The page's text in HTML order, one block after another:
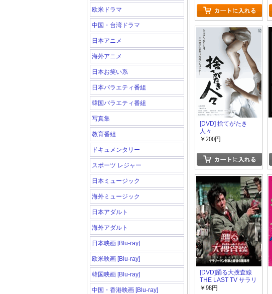
欧米ドラマ
中国・台湾ドラマ
日本アニメ
海外アニメ
日本お笑い系
日本バラエティ番組
韓国バラエティ番組
写真集
教育番組
ドキュメンタリー
スポーツ レジャー
日本ミュージック
海外ミュージック
日本アダルト
海外アダルト
日本映画 [Blu-ray]
欧米映画 [Blu-ray]
韓国映画 [Blu-ray]
中国・香港映画 [Blu-ray]
[DVD] 捨てがたき
人々
￥200円
[DVD]踊る大捜査線
THE LAST TV サラリ
ーマン刑事と最後の
￥98円